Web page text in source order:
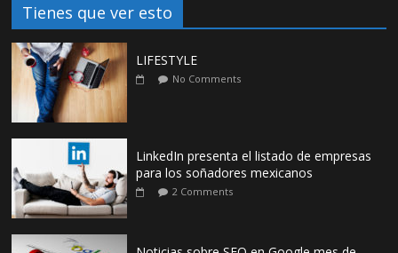
Tienes que ver esto
LIFESTYLE
No Comments
LinkedIn presenta el listado de empresas
para los soñadores mexicanos
2 Comments